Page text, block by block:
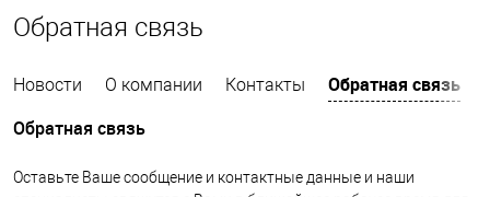
Обратная связь
Новости О компании Контакты
Обратная связь
Обратная связь
Оставьте Ваше сообщение и контактные данные и наши